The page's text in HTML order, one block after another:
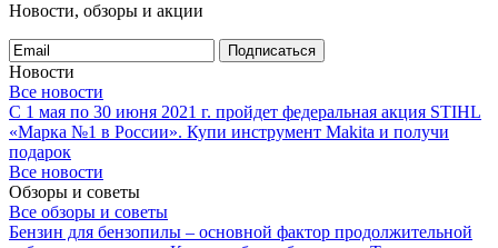
Новости, обзоры и акции
Подписаться
Новости
Все новости
С 1 мая по 30 июня 2021 г. пройдет федеральная акция STIHL
«Марка №1 в России». Купи инструмент Makita и получи
подарок
Все новости
Обзоры и советы
Все обзоры и советы
Бензин для бензопилы – основной фактор продолжительной